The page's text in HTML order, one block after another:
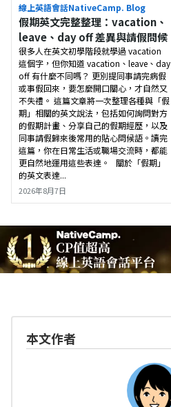
線上英語會話NativeCamp. Blog
假期英文完整整理：vacation、
leave、day off 差異與請假問候
很多人在英文初學階段就學過 vacation
這個字，但你知道 vacation、leave、day
off 有什麼不同嗎？ 更別提同事請完病假
或事假回來，要怎麼開口關心，才自然又
不失禮。 這篇文章將一次整理各種與「假
期」相關的英文說法，包括如何詢問對方
的假期計畫、分享自己的假期經歷，以及
同事請假歸來後常用的貼心問候語。讀完
這篇，你在日常生活或職場交流時，都能
更自然地運用這些表達。 關於「假期」
的英文表達...
2026年8月7日
本文作者